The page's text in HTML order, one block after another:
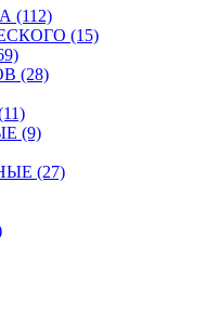
(112)
(15)
(28)
(9)
(27)